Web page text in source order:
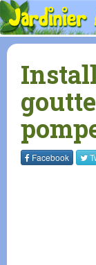
Facebook